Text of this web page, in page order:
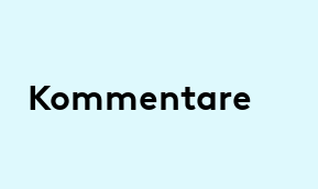
Kommentare